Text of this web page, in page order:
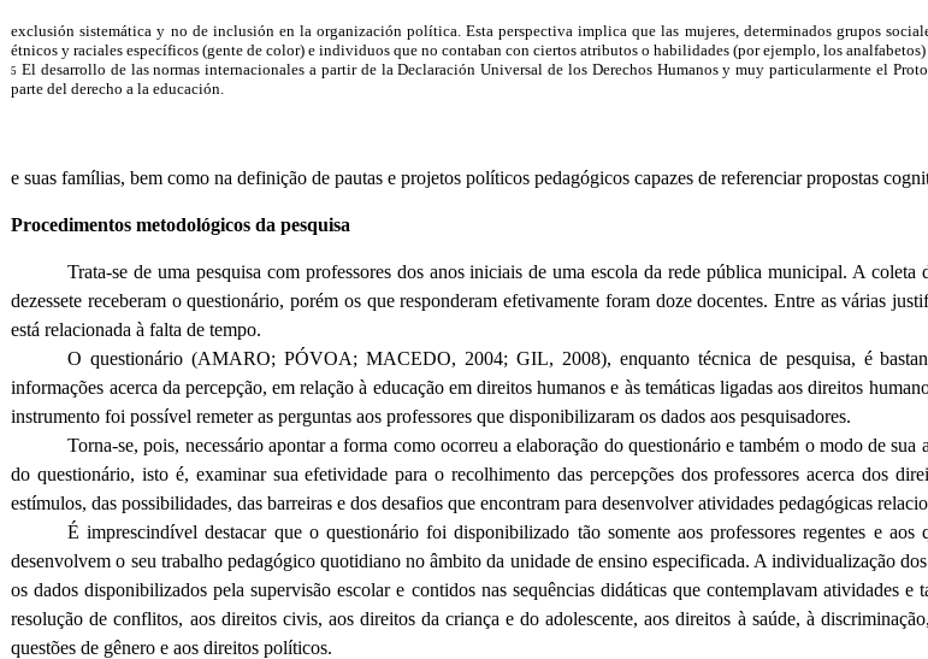
exclusión sistemática y no de inclusión en la organización política. Esta perspectiva implica que las mujeres, determinados grupos
étnicos y raciales específicos (gente de color) e individuos que no contaban con ciertos atributos o habilidades (por ejemplo, los
5 El desarrollo de las normas internacionales a partir de la Declaración Universal de los Derechos Humanos y muy particularmente el
parte del derecho a la educación.
e suas famílias, bem como na definição de pautas e projetos políticos pedagógicos capazes de referenciar propostas
Procedimentos metodológicos da pesquisa
Trata-se de uma pesquisa com professores dos anos iniciais de uma escola da rede pública municipal. A
dezessete receberam o questionário, porém os que responderam efetivamente foram doze docentes. Entre as várias
está relacionada à falta de tempo.
O questionário (AMARO; PÓVOA; MACEDO, 2004; GIL, 2008), enquanto técnica de pesquisa, é
informações acerca da percepção, em relação à educação em direitos humanos e às temáticas ligadas aos direitos
instrumento foi possível remeter as perguntas aos professores que disponibilizaram os dados aos pesquisadores.
Torna-se, pois, necessário apontar a forma como ocorreu a elaboração do questionário e também o modo de
do questionário, isto é, examinar sua efetividade para o recolhimento das percepções dos professores acerca dos
estímulos, das possibilidades, das barreiras e dos desafios que encontram para desenvolver atividades pedagógicas
É imprescindível destacar que o questionário foi disponibilizado tão somente aos professores regentes e
desenvolvem o seu trabalho pedagógico quotidiano no âmbito da unidade de ensino especificada. A individualização
os dados disponibilizados pela supervisão escolar e contidos nas sequências didáticas que contemplavam atividades
resolução de conflitos, aos direitos civis, aos direitos da criança e do adolescente, aos direitos à saúde, à
questões de gênero e aos direitos políticos.